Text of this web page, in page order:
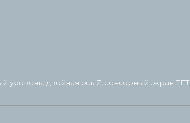
уровень, двойная ось Z, сенсорный экран TFT